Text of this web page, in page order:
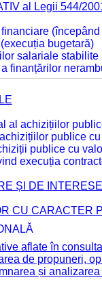
al Legii 544/
bugetară)
salariale
finanțărilor
al achizițiilor
publice
publice cu
execuția
ȘI DE INTERESE
CU CARACTER
aflate în
de propuneri,
și